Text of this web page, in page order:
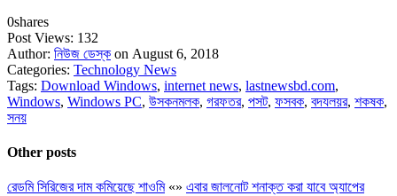
0shares
Post Views: 132
Author: নিউজ ডেস্ক on August 6, 2018
Categories: Technology News
Tags: Download Windows, internet news, lastnewsbd.com,
Windows, Windows PC, উসকনমলক, গরফতর, পসট, ফসবক, বদযলয়র, শকষক,
সনয়
Other posts
রেডমি সিরিজের দাম কমিয়েছে শাওমি«» এবার জালনোট শনাক্ত করা যাবে অ্যাপের